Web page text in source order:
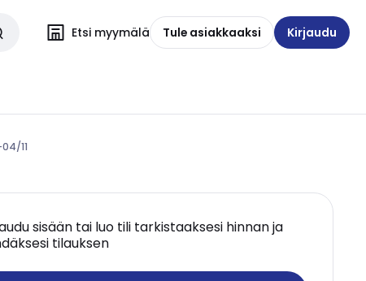
Etsi myymälä Tule asiakkaaksi Kirjaudu
11
sisään tai luo tili tarkistaaksesi hinnan ja
tilauksen